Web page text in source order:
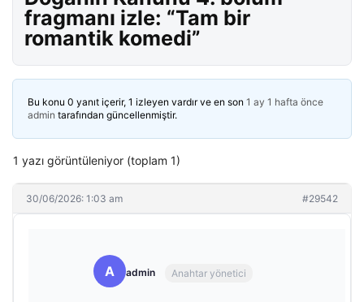
fragmanı izle: “Tam bir
romantik komedi”
Bu konu 0 yanıt içerir, 1 izleyen vardır ve en son 1 ay 1 hafta önce
admin tarafından güncellenmiştir.
1 yazı görüntüleniyor (toplam 1)
30/06/2026: 1:03 am #29542
A admin Anahtar yönetici